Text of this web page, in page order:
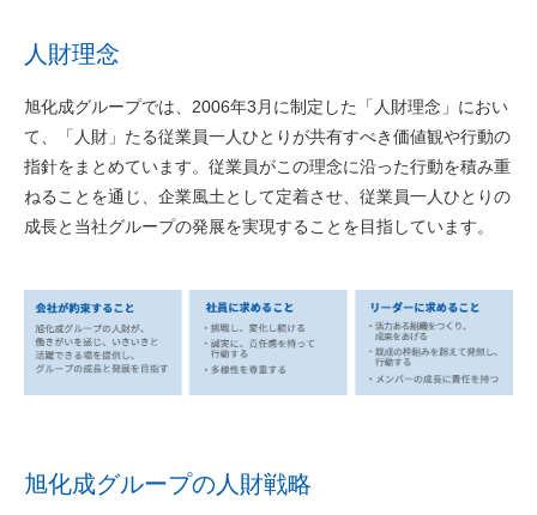
人財理念
旭化成グループでは、2006年3月に制定した「人財理念」におい
て、「人財」たる従業員一人ひとりが共有すべき価値観や行動の
指針をまとめています。従業員がこの理念に沿った行動を積み重
ねることを通じ、企業風土として定着させ、従業員一人ひとりの
成長と当社グループの発展を実現することを目指しています。
旭化成グループの人財戦略